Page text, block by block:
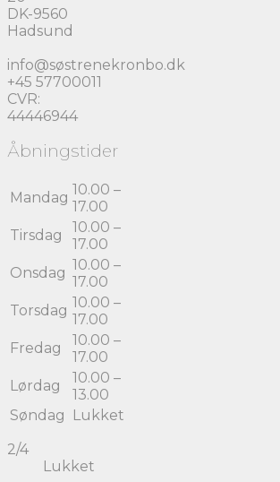
DK-9560
Hadsund
info@søstrenekronbo.dk
+45 57700011
CVR:
44446944
Åbningstider
Mandag 10.00 –
17.00
Tirsdag
10.00 –
17.00
Onsdag 10.00 –
17.00
Torsdag 10.00 –
17.00
Fredag
10.00 –
17.00
Lørdag
10.00 –
13.00
Søndag
Lukket
2/4
Lukket